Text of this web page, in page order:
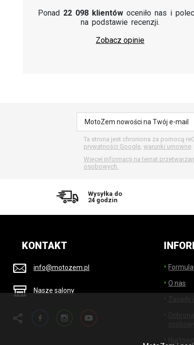
Ponad 22 098 klientówoceniło nas i
na podstawie recenzji.
Zobacz opinie
Ta strona jest chroniona za pomocą
prywatności Google warunki umowne
Więcej informacji na temat
osobowych.
Wysyłka do
24 godzin
KONTAKT
info@motozem.pl
Nasze salony
FacebookInstagramYouTube
O nas